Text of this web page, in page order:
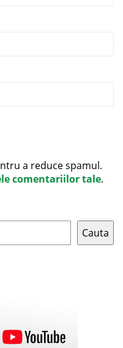
a reduce spamul.
comentariilor tale.
Cauta